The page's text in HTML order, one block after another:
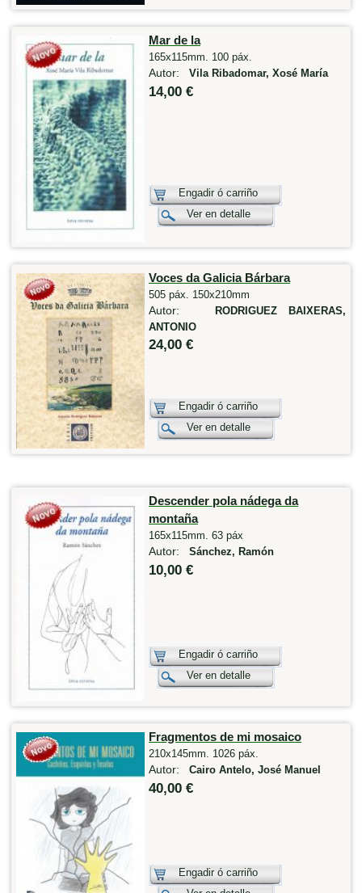
Mar de la
165x115mm. 100 páx.
Autor: Vila Ribadomar, Xosé María
14,00 €
Engadir ó carriño
Ver en detalle
Voces da Galicia Bárbara
505 páx. 150x210mm
Autor:
RODRIGUEZ BAIXERAS,
ANTONIO
24,00 €
Engadir ó carriño
Ver en detalle
Descender pola nádega da
montaña
165x115mm. 63 páx
Autor: Sánchez, Ramón
10,00 €
Engadir ó carriño
Ver en detalle
Fragmentos de mi mosaico
210x145mm. 1026 páx.
Autor: Cairo Antelo, José Manuel
40,00 €
Engadir ó carriño